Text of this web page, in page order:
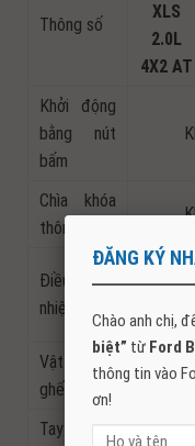
Thông số
XLS
2.0L
4X2 AT
Khởi động
bằng nút
bấm
Chìa khóa
thông minh
Điều hòa
nhiệt độ
Vật liệu
ghế
Tay lái
ĐĂNG KÝ
Chào anh chị,
biệt” từ Ford
thông tin vào
ơn!